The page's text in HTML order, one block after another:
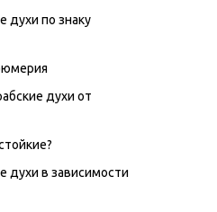
духи по знаку
духи от
духи в зависимости